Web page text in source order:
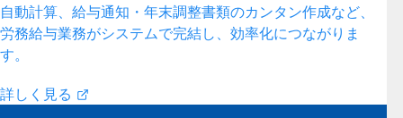
自動計算、給与通知・年末調整書類のカンタン作成など、
労務給与業務がシステムで完結し、効率化につながりま
す。
詳しく見る